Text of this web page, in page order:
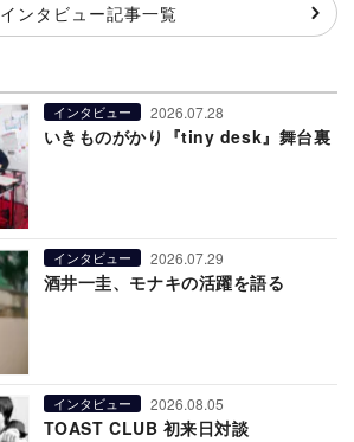
インタビュー記事一覧
インタビュー 2026.07.28
いきものがかり『tiny desk』舞台裏
インタビュー 2026.07.29
酒井一圭、モナキの活躍を語る
インタビュー 2026.08.05
TOAST CLUB 初来日対談